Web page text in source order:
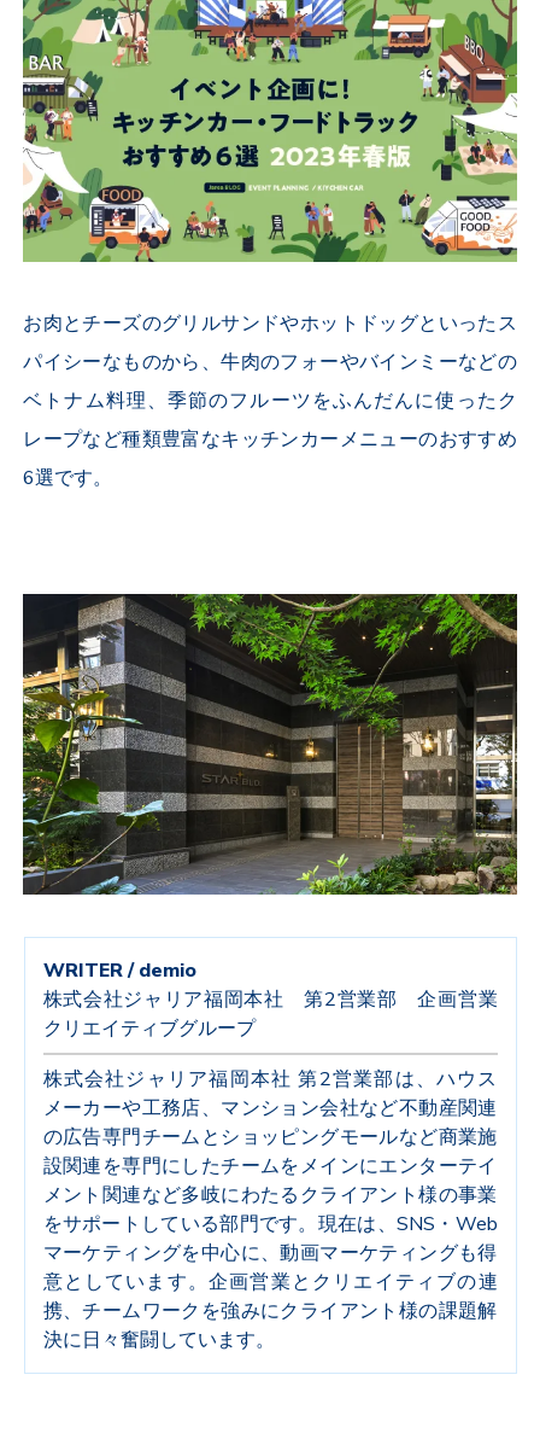
お肉とチーズのグリルサンドやホットドッグといったス
パイシーなものから、牛肉のフォーやバインミーなどの
ベトナム料理、季節のフルーツをふんだんに使ったク
レープなど種類豊富なキッチンカーメニューのおすすめ
6選です。
WRITER / demio
株式会社ジャリア福岡本社 第2営業部 企画営業
クリエイティブグループ
株式会社ジャリア福岡本社 第2営業部は、ハウス
メーカーや工務店、マンション会社など不動産関連
の広告専門チームとショッピングモールなど商業施
設関連を専門にしたチームをメインにエンターテイ
メント関連など多岐にわたるクライアント様の事業
をサポートしている部門です。現在は、SNS・Web
マーケティングを中心に、動画マーケティングも得
意としています。企画営業とクリエイティブの連
携、チームワークを強みにクライアント様の課題解
決に日々奮闘しています。